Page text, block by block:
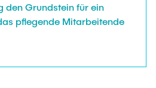
den Grundstein für ein
pflegende Mitarbeitende